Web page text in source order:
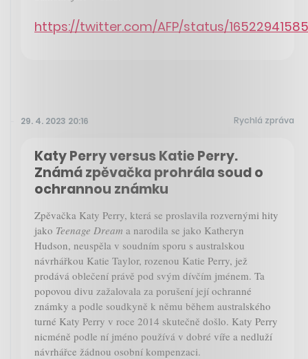
https://twitter.com/AFP/status/
29. 4. 2023 20:16 Rychlá zpráva
Katy Perry versus Katie Perry.
Známá zpěvačka prohrála soud o
ochrannou známku
Zpěvačka Katy Perry, která se proslavila rozvernými hity
jako Teenage Dream a narodila se jako Katheryn
Hudson, neuspěla v soudním sporu s australskou
návrhářkou Katie Taylor, rozenou Katie Perry, jež
prodává oblečení právě pod svým dívčím jménem. Ta
popovou divu zažalovala za porušení její ochranné
známky a podle soudkyně k němu během australského
turné Katy Perry v roce 2014 skutečně došlo. Katy Perry
nicméně podle ní jméno používá v dobré víře a nedluží
návrhářce žádnou osobní kompenzaci.